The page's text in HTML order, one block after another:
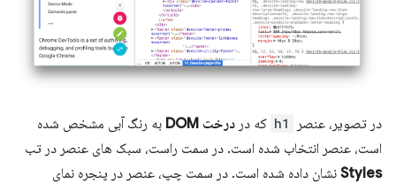
در تصویر، عنصر h1 که در درخت DOM
به رنگ آبی مشخص شده
است، عنصر انتخاب شده است. در سمت راست، سبک های عنصر در تب
Styles نشان داده شده است. در سمت چپ، عنصر در پنجره نمای